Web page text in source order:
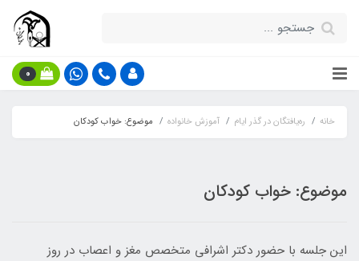
0
خانه ره‌یافتگان در گذر ایام آموزش خانواده موضوع: خواب کودکان
موضوع: خواب کودکان
این جلسه با حضور دکتر اشرافی متخصص مغز و اعصاب در روز